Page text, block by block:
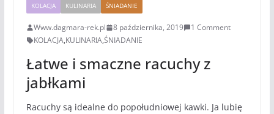
KOLACJA KULINARIA ŚNIADANIE
Www.dagmara-rek.pl 8 października, 2019
1 Comment
KOLACJA,KULINARIA,ŚNIADANIE
Łatwe i smaczne racuchy z
jabłkami
Racuchy są idealne do popołudniowej kawki. Ja lubię